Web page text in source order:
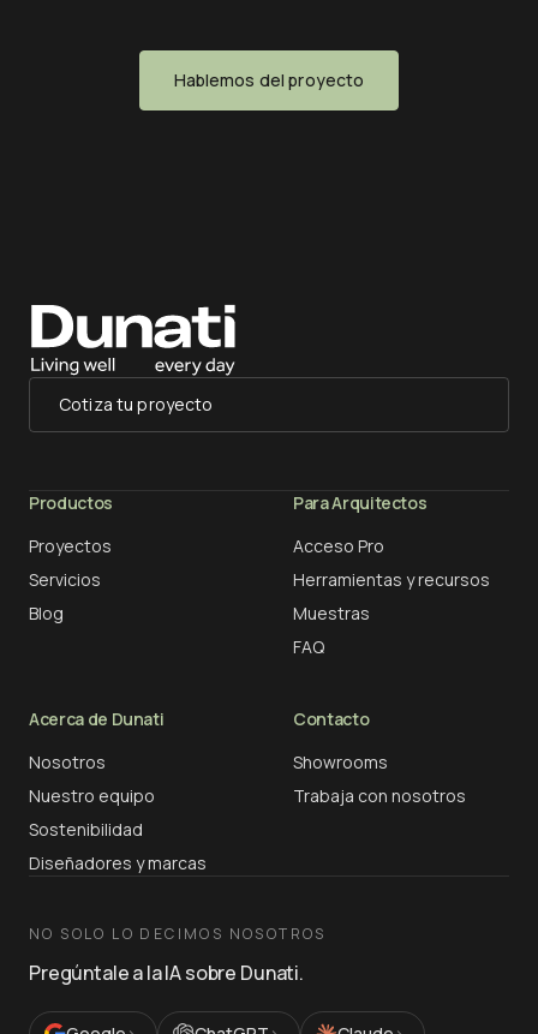
Hablemos del proyecto
Cotiza tu proyecto
Productos
Proyectos
Servicios
Blog
Para Arquitectos
Acceso Pro
Herramientas y recursos
Muestras
FAQ
Acerca de Dunati
Nosotros
Nuestro equipo
Sostenibilidad
Diseñadores y marcas
Contacto
Showrooms
Trabaja con nosotros
NO SOLO LO DECIMOS NOSOTROS
Pregúntale a la IA sobre Dunati.